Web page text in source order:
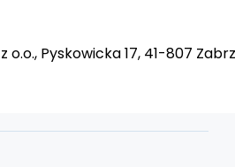
o.o., Pyskowicka 17, 41-807